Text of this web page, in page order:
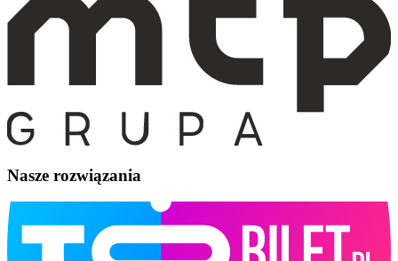
Nasze rozwiązania